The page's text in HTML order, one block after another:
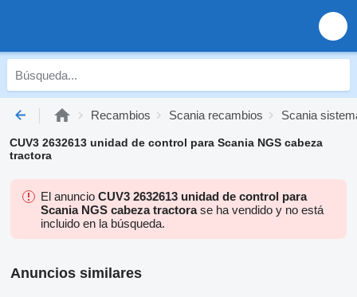
Recambios Scania recambios Scania
CUV3 2632613 unidad de control para Scania NGS cabeza
tractora
El anuncio CUV3 2632613 unidad de control para
Scania NGS cabeza tractorase ha vendido y no está
incluido en la búsqueda.
Anuncios similares